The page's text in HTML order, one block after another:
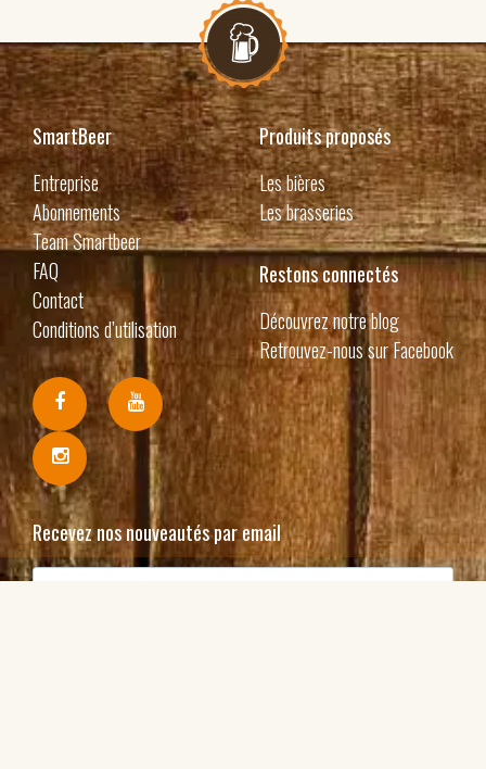
SmartBeer
Entreprise
Abonnements
Team Smartbeer
FAQ
Contact
Conditions d’utilisation
Produits proposés
Les bières
Les brasseries
Restons connectés
Découvrez notre blog
Retrouvez-nous sur Facebook
Recevez nos nouveautés par email